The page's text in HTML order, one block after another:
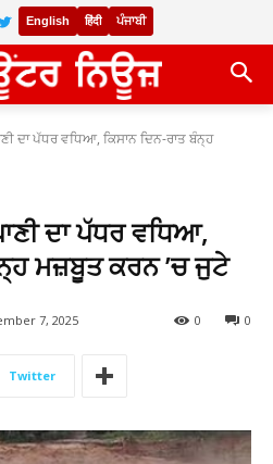
English हिंदी ਪੰਜਾਬੀ
ਦਾ ਪੱਧਰ ਵਧਿਆ, ਕਿਸਾਨ ਦਿਨ-ਰਾਤ ਬੰਨ੍ਹ
ਦਾ ਪੱਧਰ ਵਧਿਆ,
ਮਜ਼ਬੂਤ ਕਰਨ ’ਚ ਜੁਟੇ
7, 2025 0
0
Twitter